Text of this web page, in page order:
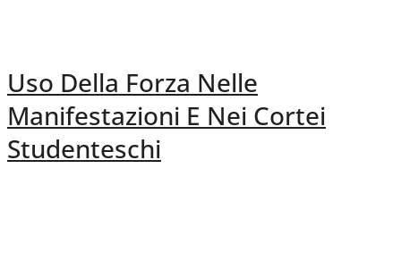
Uso Della Forza Nelle
Manifestazioni E Nei Cortei
Studenteschi